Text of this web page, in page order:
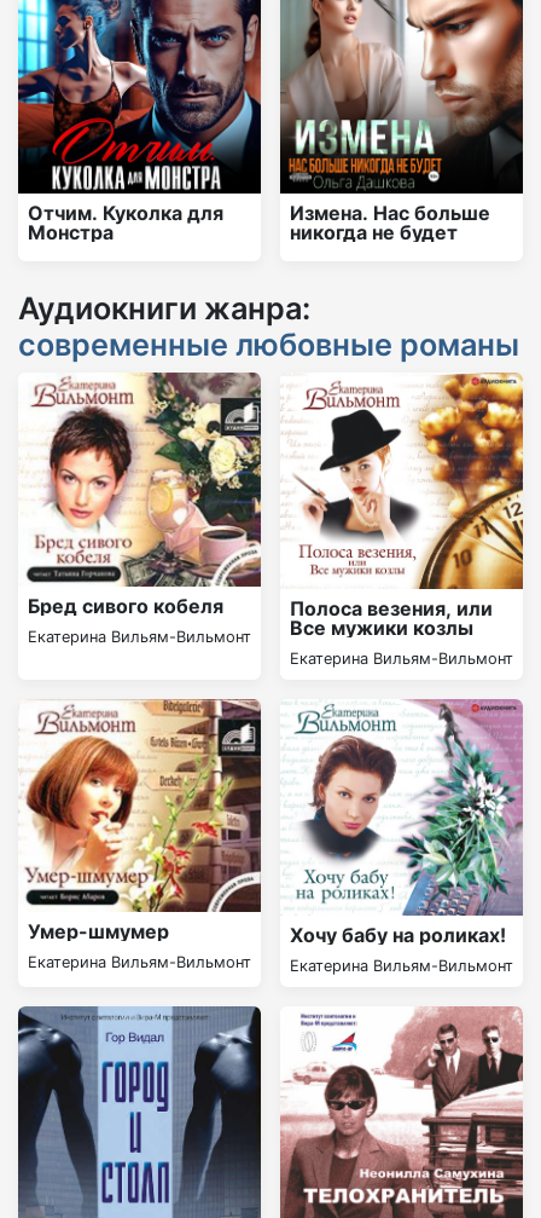
Отчим. Куколка для
Монстра
Измена. Нас больше
никогда не будет
Аудиокниги жанра:
современные любовные романы
Бред сивого кобеля
Екатерина Вильям-Вильмонт
Полоса везения, или
Все мужики козлы
Екатерина Вильям-Вильмонт
Умер-шмумер
Екатерина Вильям-Вильмонт
Хочу бабу на роликах!
Екатерина Вильям-Вильмонт